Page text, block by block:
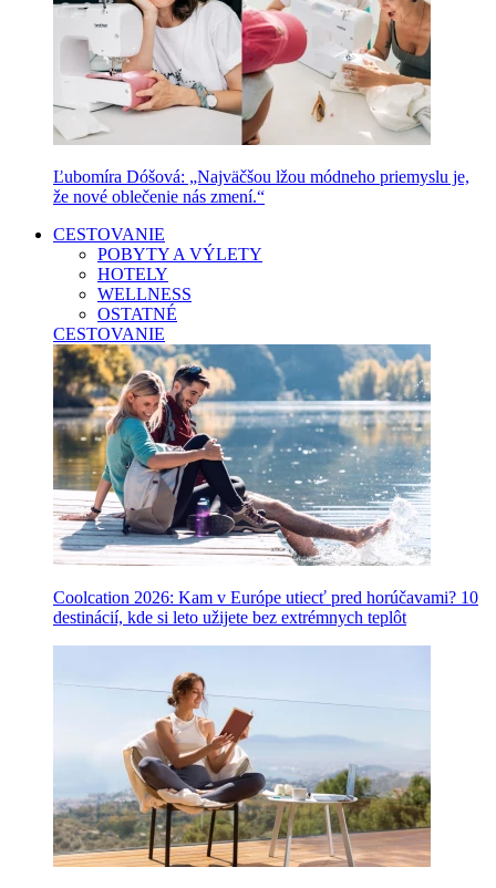
Ľubomíra Dóšová: „Najväčšou lžou módneho priemyslu je,
že nové oblečenie nás zmení.“
CESTOVANIE
POBYTY A VÝLETY
HOTELY
WELLNESS
OSTATNÉ
CESTOVANIE
Coolcation 2026: Kam v Európe utiecť pred horúčavami? 10
destinácií, kde si leto užijete bez extrémnych teplôt